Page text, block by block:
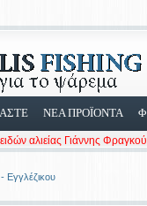
ΝΕΑ ΠΡΟΪΟΝΤΑ
αλιείας Γιάννης
Εγγλέζικου